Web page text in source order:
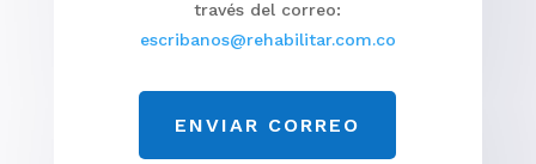
través del correo:
escribanos@rehabilitar.com.co
ENVIAR CORREO